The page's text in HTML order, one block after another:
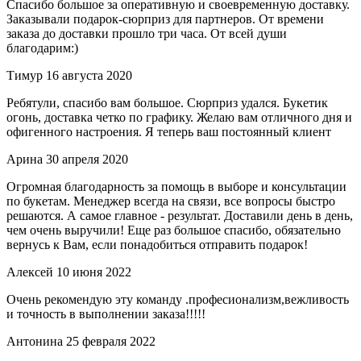
Спасибо большое за оперативную и своевременную доставку.
Заказывали подарок-сюрприз для партнеров. От времени
заказа до доставки прошло три часа. От всей души
благодарим:)
Тимур 16 августа 2020
Ребятули, спасибо вам большое. Сюрприз удался. Букетик
огонь, доставка четко по графику. Желаю вам отличного дня и
офигенного настроения. Я теперь ваш постоянный клиент
Арина 30 апреля 2020
Огромная благодарность за помощь в выборе и консультации
по букетам. Менеджер всегда на связи, все вопросы быстро
решаются. А самое главное - результат. Доставили день в день,
чем очень выручили! Еще раз большое спасибо, обязательно
вернусь к Вам, если понадобиться отправить подарок!
Алексей 10 июня 2022
Очень рекомендую эту команду .професионализм,вежливость
и точность в выполнении заказа!!!!!
Антонина 25 февраля 2022